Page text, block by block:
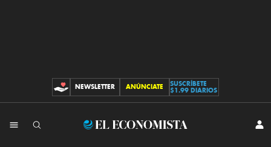
CONTRIBUCIONES
NEWSLETTER ANÚNCIATE
SUSCRÍBETE
$1.99 DIARIOS
El